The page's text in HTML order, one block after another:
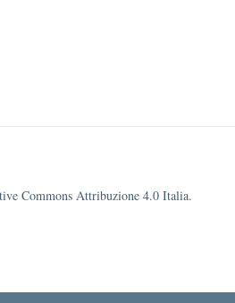
Commons Attribuzione 4.0 Italia.